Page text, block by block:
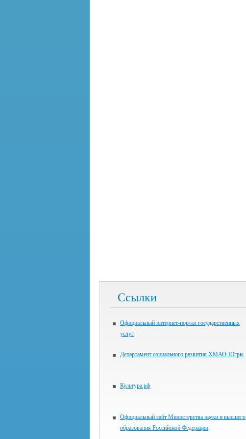
Ссылки
Официальный интернет-портал государственных
услуг
Департамент социального развития ХМАО-Югры
Культура.рф
Официальный сайт Министерства науки и высшего
образования Российской Федерации